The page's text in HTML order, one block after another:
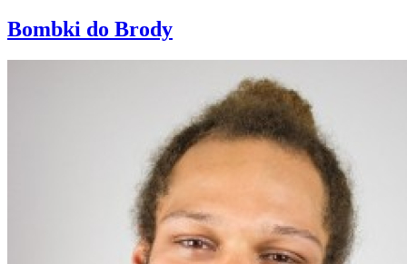
Bombki do Brody